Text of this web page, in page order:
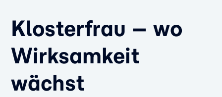
Klosterfrau – wo
Wirksamkeit
wächst